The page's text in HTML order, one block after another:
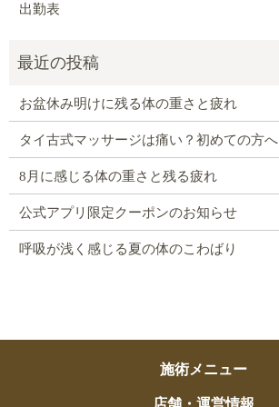
出勤表
お盆休み明けに残る体の重さと疲れ
タイ古式マッサージは痛い？初めての方へ
8月に感じる体の重さと残る疲れ
公式アプリ限定クーポンのお知らせ
呼吸が浅く感じる夏の体のこわばり
施術メニュー